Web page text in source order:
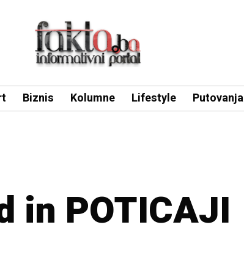
Biznis Kolumne Lifestyle Putovanja
in POTICAJI